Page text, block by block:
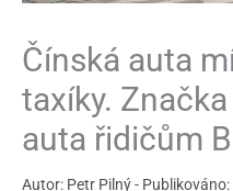
Čínská auta
taxíky.
auta řidičům
Autor: Petr Pilný -